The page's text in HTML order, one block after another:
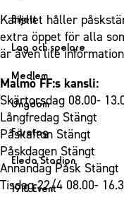
Nyheter
Kalender
Biljett
Biljett
Årskort dam
Mitt MFF
Biljetter till
Biljettvillkor
Lag och spelare
Lag
Herrlaget
Spelare
Ledarstab
Damlaget
Spelare
Medlem
Medlemskap i Malmö
Årsmöte 2026
Ungdom
MFF Ungdom
Sommarfotboll
Skånecupen
Fotbollsskolan
Företag
Bli företagspartner
Nätverket
Eleda Stadion
Eleda Stadion
1910 Event
Kansliet håller
extra öppet för alla
är även lite
Malmö FF:s kansli:
Skärtorsdag 08.00-
Långfredag Stängt
Påskafton Stängt
Påskdagen Stängt
Annandag Påsk Stängt
Tisdag 22/4 08.00-